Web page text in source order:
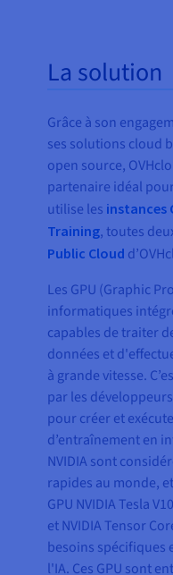
La solution
Grâce à son
ses solutions cloud
open source,
partenaire idéal
utilise les instances
Training, toutes
Public Cloud
Les GPU (Graphic
informatiques
capables de traiter
données et
à grande vitesse.
par les
pour créer et
d’entraînement en
NVIDIA sont
rapides au monde,
GPU NVIDIA Tesla
et NVIDIA Tensor
besoins spécifiques
l'IA. Ces GPU sont